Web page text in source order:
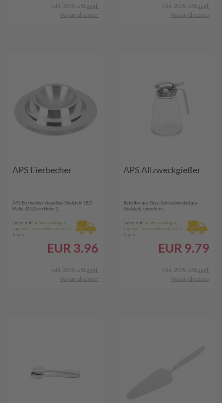
inkl. 20 % USt zzgl.
Versandkosten
inkl. 20 % USt zzgl.
Versandkosten
APS Eierbecher
APS Eierbecher stapelbar Edelstahl 18/0
Maße: Ø 8,5 cm Höhe 2...
Lieferzeit: Im Versandlager
lagernd - versandbereit in 5-7
Tagen
EUR 3.96
inkl. 20 % USt zzgl.
Versandkosten
APS Allzweckgießer
Behälter aus Glas, Schraubdeckel aus
Edelstahl, einzeln im...
Lieferzeit: Im Versandlager
lagernd - versandbereit in 5-7
Tagen
EUR 9.79
inkl. 20 % USt zzgl.
Versandkosten